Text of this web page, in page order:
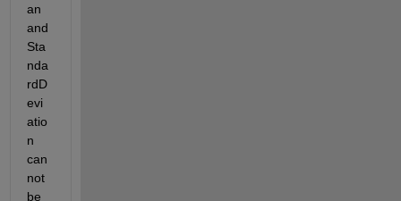
an
and
Sta
nda
rdD
evi
atio
n
can
not
be